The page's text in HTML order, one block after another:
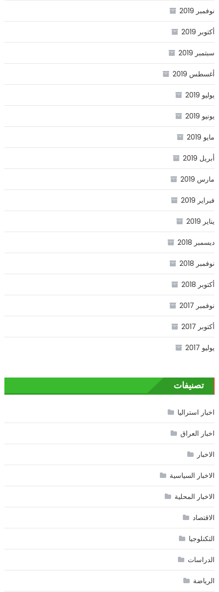
نوفمبر 2019
أكتوبر 2019
سبتمبر 2019
أغسطس 2019
يوليو 2019
يونيو 2019
مايو 2019
أبريل 2019
مارس 2019
فبراير 2019
يناير 2019
ديسمبر 2018
نوفمبر 2018
أكتوبر 2018
نوفمبر 2017
أكتوبر 2017
يوليو 2017
تصنيفات
اخبار استراليا
اخبار العراق
الاخبار
الاخبار السياسية
الاخبار المحلية
الاقتصاد
التكنلوجيا
الدراسات
الرياضة